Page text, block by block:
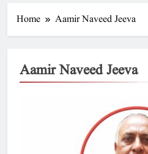
Home Aamir Naveed Jeeva
Aamir Naveed Jeeva